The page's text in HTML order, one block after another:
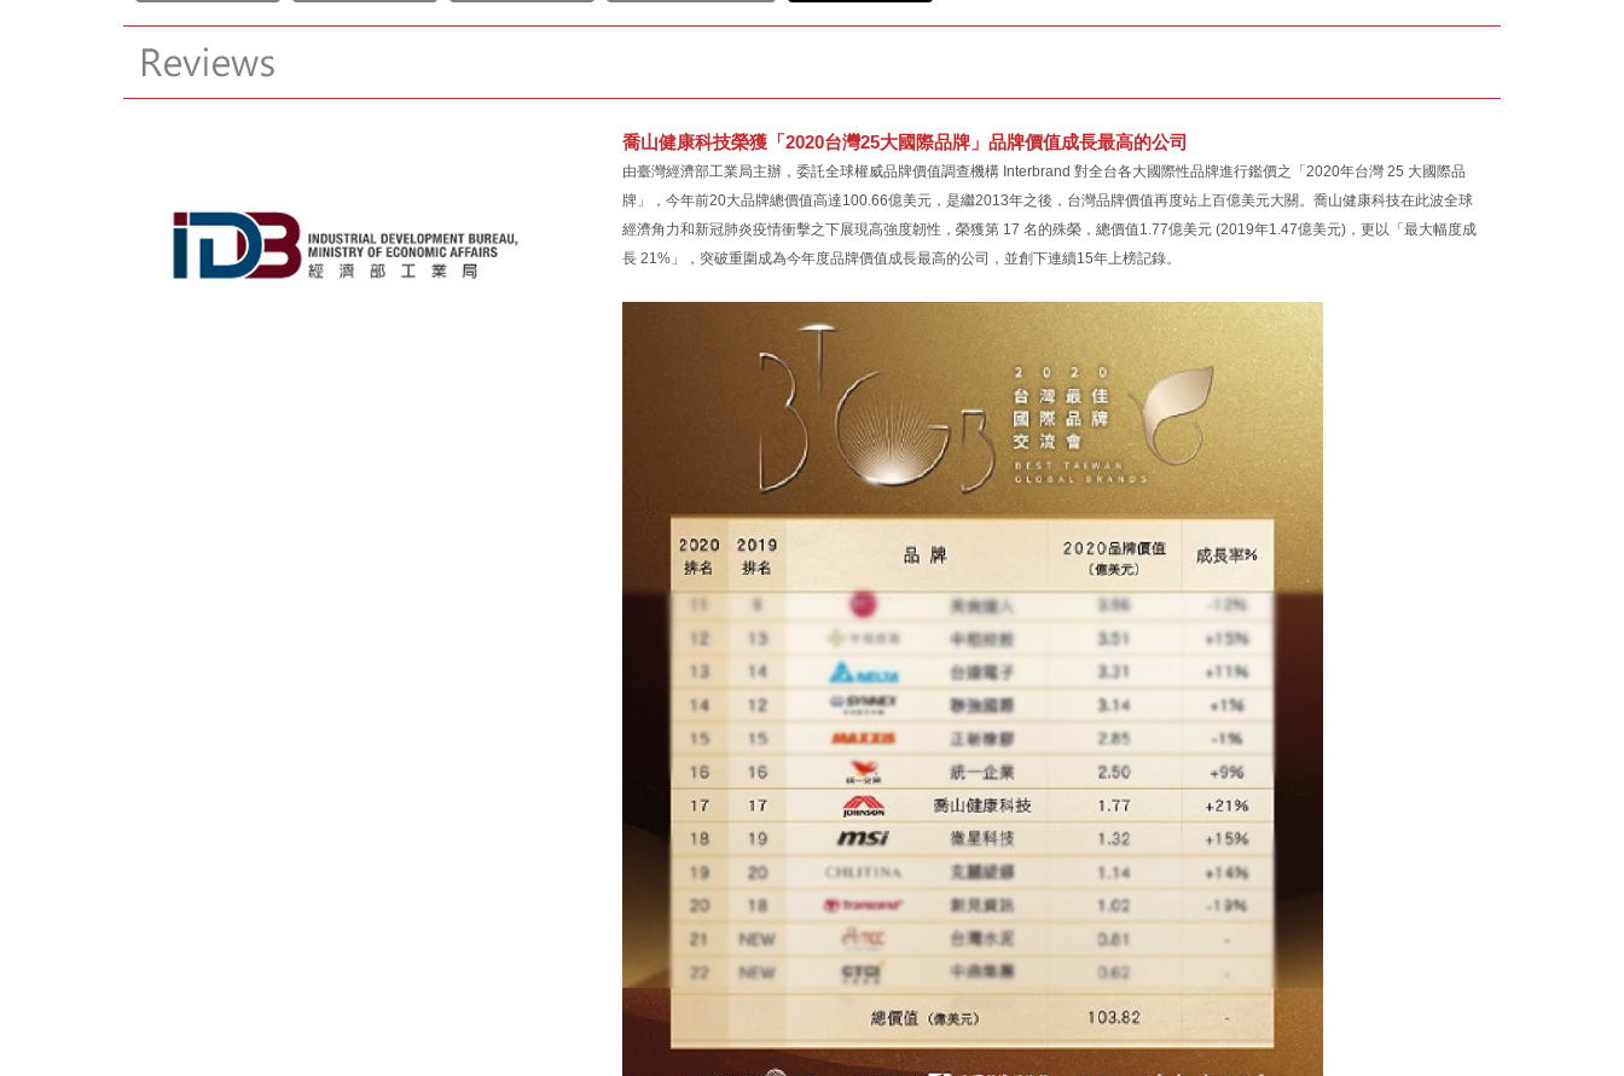
喬山健康科技榮獲「2020台灣25大國際品牌」品牌價值成長最高的公司
由臺灣經濟部工業局主辦，委託全球權威品牌價值調查機構 Interbrand 對全台各大國際性品牌進行鑑價之「2020年台灣 25 大國際品
牌」，今年前20大品牌總價值高達100.66億美元，是繼2013年之後，台灣品牌價值再度站上百億美元大關。喬山健康科技在此波全球
經濟角力和新冠肺炎疫情衝擊之下展現高強度韌性，榮獲第 17 名的殊榮，總價值1.77億美元 (2019年1.47億美元)，更以「最大幅度成
長 21%」，突破重圍成為今年度品牌價值成長最高的公司，並創下連續15年上榜記錄。